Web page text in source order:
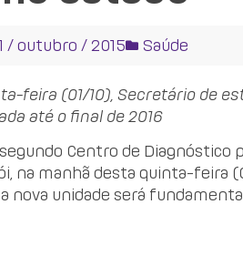
/ outubro / 2015 Saúde
feira (01/10), Secretário de
até o final de 2016
Centro de Diagnóstico
na manhã desta quinta-feira
nova unidade será